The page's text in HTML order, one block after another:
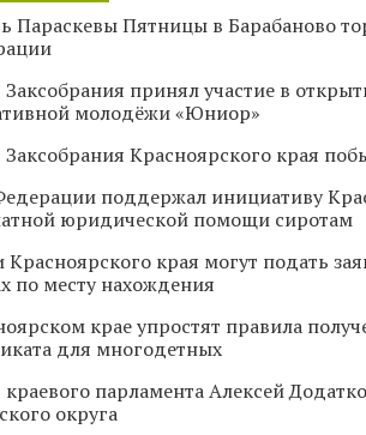
Параскевы Пятницы в Барабаново
принял участие в
молодёжи «Юниор»
Красноярского края
поддержал инициативу
юридической помощи сиротам
края могут подать
по месту нахождения
крае упростят правила
для многодетных
парламента Алексей
округа